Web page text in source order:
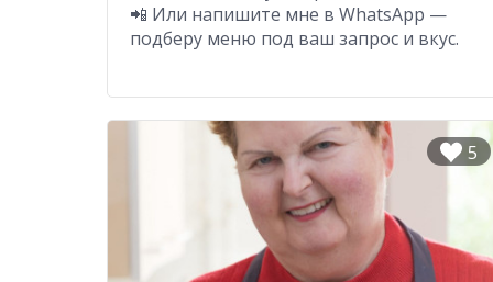
📲 Или напишите мне в WhatsApp —
подберу меню под ваш запрос и вкус.
5